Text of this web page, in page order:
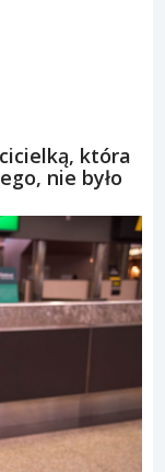
która
nie było